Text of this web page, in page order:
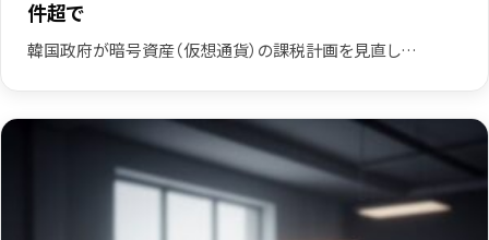
件超で
韓国政府が暗号資産（仮想通貨）の課税計画を見直し…